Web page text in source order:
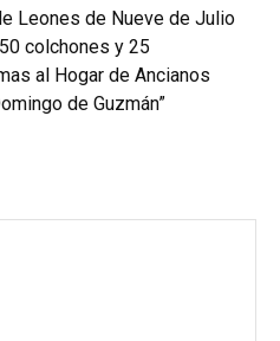
Leones de Nueve de Julio
colchones y 25
al Hogar de Ancianos
de Guzmán”